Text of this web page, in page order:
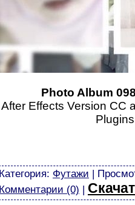
Photo Album
After Effects Version CC
Категория: Футажи |
Комментарии (0)